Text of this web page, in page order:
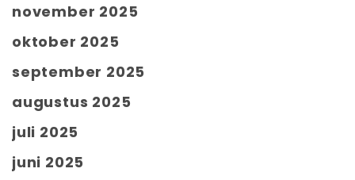
november 2025
oktober 2025
september 2025
augustus 2025
juli 2025
juni 2025